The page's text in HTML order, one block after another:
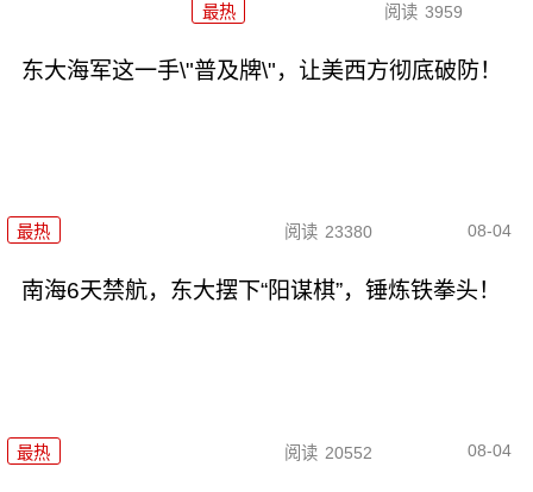
最热 阅读 3959
东大海军这一手\"普及牌\"，让美西方彻底破防！
最热 阅读 23380 08-04
南海6天禁航，东大摆下“阳谋棋”，锤炼铁拳头！
最热 阅读 20552 08-04